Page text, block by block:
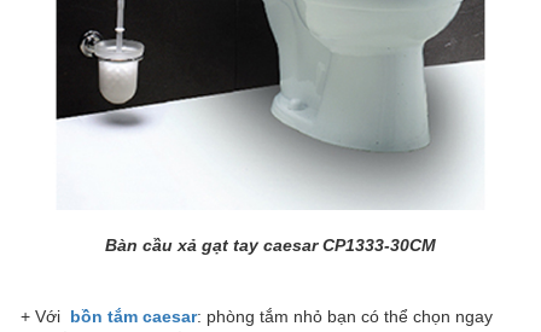
Bàn cầu xả gạt tay caesar CP1333-30CM
+ Với bồn tắm caesar: phòng tắm nhỏ bạn có thể chọn ngay